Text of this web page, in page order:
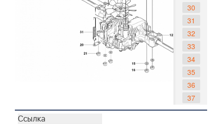
30
31
32
33
34
35
36
37
38